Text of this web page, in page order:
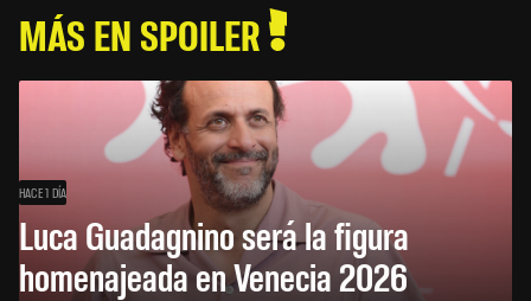
MÁS EN SPOILER
HACE 1 DÍA
Luca Guadagnino será la figura
homenajeada en Venecia 2026